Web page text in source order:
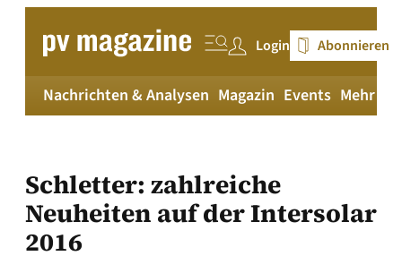
springen
Login Abonnieren
Nachrichten & Analysen Magazin Events Mehr
Schletter: zahlreiche
Neuheiten auf der Intersolar
2016